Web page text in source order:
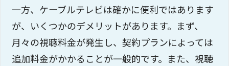
一方、ケーブルテレビは確かに便利ではあります
が、いくつかのデメリットがあります。まず、
月々の視聴料金が発生し、契約プランによっては
追加料金がかかることが一般的です。また、視聴